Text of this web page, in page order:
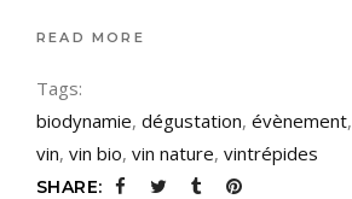
READ MORE
Tags:
biodynamie, dégustation, évènement,
vin, vin bio, vin nature, vintrépides
SHARE: